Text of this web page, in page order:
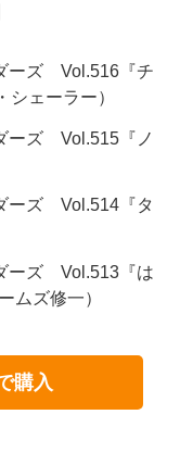
ーズ Vol.516『チ
ェーラー）
ーズ Vol.515『ノ
ーズ Vol.514『タ
ーズ Vol.513『は
ムズ修一）
購入